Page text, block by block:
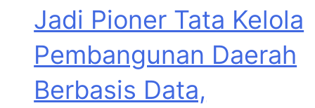
Jadi Pioner Tata Kelola
Pembangunan Daerah
Berbasis Data,